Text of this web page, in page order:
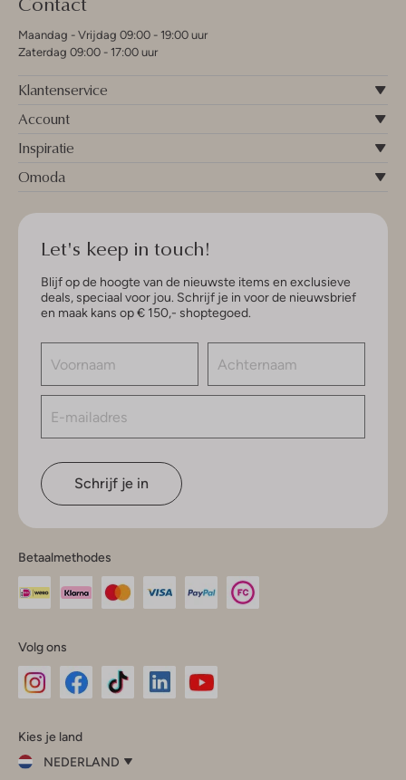
Maandag - Vrijdag 09:00 - 19:00 uur
Zaterdag 09:00 - 17:00 uur
Klantenservice
Account
Inspiratie
Omoda
Let's keep in touch!
Blijf op de hoogte van de nieuwste items en exclusieve
deals, speciaal voor jou. Schrijf je in voor de nieuwsbrief
en maak kans op € 150,- shoptegoed.
Schrijf je in
Betaalmethodes
Volg ons
InstagramFacebook
Kies je land
NEDERLAND